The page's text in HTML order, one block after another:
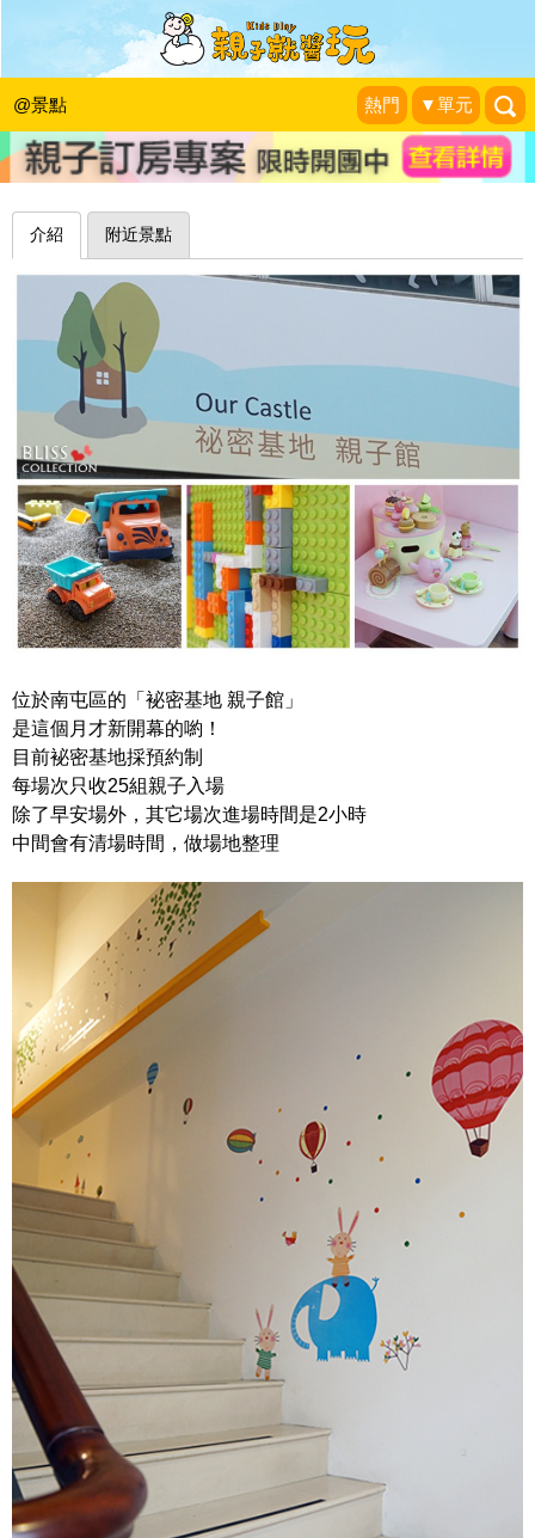
@景點 熱門 ▼單元
多樣又貼心的遊戲空間！台中袐密基地
親子館
幸福典藏N部曲|2015-04-19
介紹 附近景點
位於南屯區的「 袐密基地 親子館」
是這個月才新開幕的喲！
目前袐密基地採預約制
每場次只收25組親子入場
除了早安場外，其它場次進場時間是2小時
中間會有清場時間，做場地整理